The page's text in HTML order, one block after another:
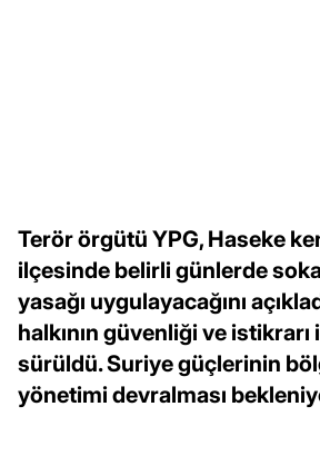
Terör örgütü YPG, Haseke
ilçesinde belirli günlerde
yasağı uygulayacağını
halkının güvenliği ve istikrarı
sürüldü. Suriye güçlerinin
yönetimi devralması